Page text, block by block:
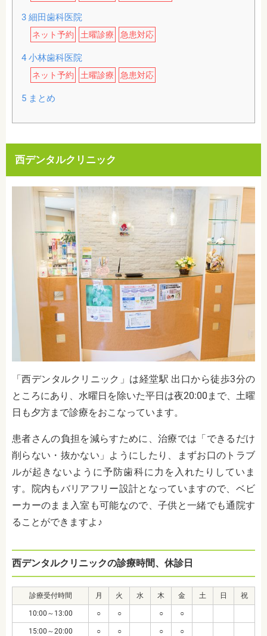
3細田歯科医院
ネット予約 土曜診療 急患対応
4小林歯科医院
ネット予約 土曜診療 急患対応
5まとめ
西デンタルクリニック
「西デンタルクリニック」は経堂駅 出口から徒歩3分の
ところにあり、水曜日を除いた平日は夜20:00まで、土曜
日も夕方まで診療をおこなっています。
患者さんの負担を減らすために、治療では「できるだけ
削らない・抜かない」ようにしたり、まずお口のトラブ
ルが起きないように予防歯科に力を入れたりしていま
す。院内もバリアフリー設計となっていますので、ベビ
ーカーのまま入室も可能なので、子供と一緒でも通院す
ることができますよ♪
西デンタルクリニックの診療時間、休診日
診療受付時間 月 火 水 木 金 土 日 祝
10:00～13:00 ○ ○ ○ ○
15:00～20:00 ○ ○ ○ ○